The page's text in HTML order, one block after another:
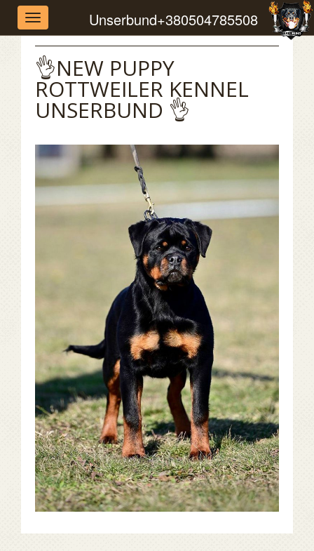
Toggle
navigation
Unserbund+380504785508
👌NEW PUPPY
ROTTWEILER KENNEL
UNSERBUND 👌